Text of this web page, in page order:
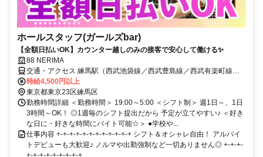
ホールスタッフ(ガールズbar)
【全額日払いOK】カウンター越しのみの接客で安心して働ける✨
88 NERIMA
交通・アクセス 練馬駅（西武池袋線／西武豊島線／西武有楽町線・
都営大江戸線） 徒歩1分
時給4,500円以上
東京都東京23区練馬区
勤務時間詳細 ＜勤務時間＞ 19:00～5:00 ＜シフト制＞ 週1日～、1日
3時間～OK！ ◎1週毎のシフト提出だから 予定が立てやすい♪ ＜好き
な日に・好きな時間にバイト可能☆＞ ●学校や...
仕事内容 +-+-+-+-+-+-+-+-+-+-+-+ シフト＆オシャレ自由！ アルバイ
トデビューも大歓迎♪ ノルマや出勤強制など一切ありません◎ +-+-+-